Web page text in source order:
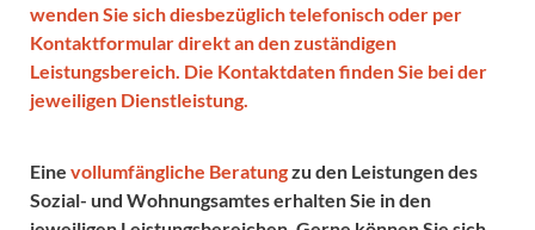
wenden Sie sich diesbezüglich telefonisch oder per
Kontaktformular direkt an den zuständigen
Leistungsbereich. Die Kontaktdaten finden Sie bei der
jeweiligen Dienstleistung.
Eine vollumfängliche Beratungzu den Leistungen des
Sozial- und Wohnungsamtes erhalten Sie in den